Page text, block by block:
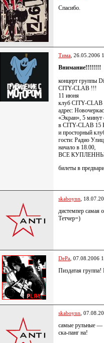
Спасибо.
Тима , 26.05.2006
Внимание!!!!!!!!
концерт группы
CITY-CLAB !!!
11 июня
клуб CITY-CLAB
адрес:
«Экран», 5
в CITY-CLAB 15
и просторный
гости: Радио
начало в 18.00,
ВСЕ
билеты в
skaboynn ,
дистемпер самая
Тетчер=)
DePa , 07.08.2006
Пиздатая
skaboynn ,
самые рульные —
ска-панг на!